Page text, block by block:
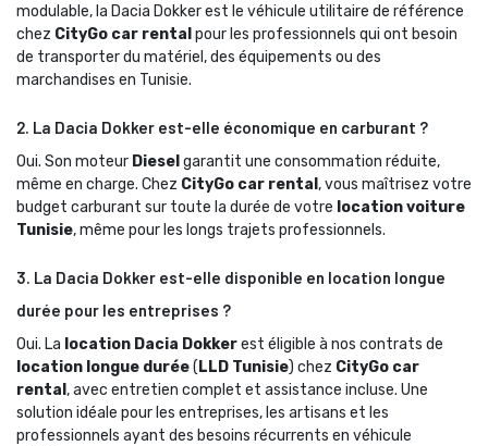
modulable, la Dacia Dokker est le véhicule utilitaire de référence
chez CityGo car rental pour les professionnels qui ont besoin
de transporter du matériel, des équipements ou des
marchandises en Tunisie.
2. La Dacia Dokker est-elle économique en carburant ?
Oui. Son moteur Diesel garantit une consommation réduite,
même en charge. Chez CityGo car rental , vous maîtrisez votre
budget carburant sur toute la durée de votre location voiture
Tunisie, même pour les longs trajets professionnels.
3. La Dacia Dokker est-elle disponible en location longue
durée pour les entreprises ?
Oui. La location Dacia Dokkerest éligible à nos contrats de
location longue durée( LLD Tunisie) chez CityGo car
rental , avec entretien complet et assistance incluse. Une
solution idéale pour les entreprises, les artisans et les
professionnels ayant des besoins récurrents en véhicule